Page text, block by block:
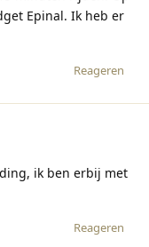
Epinal. Ik heb er
Reageren
ik ben erbij met
Reageren